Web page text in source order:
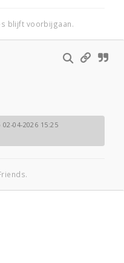
blijft voorbijgaan.
04-2026 15:25